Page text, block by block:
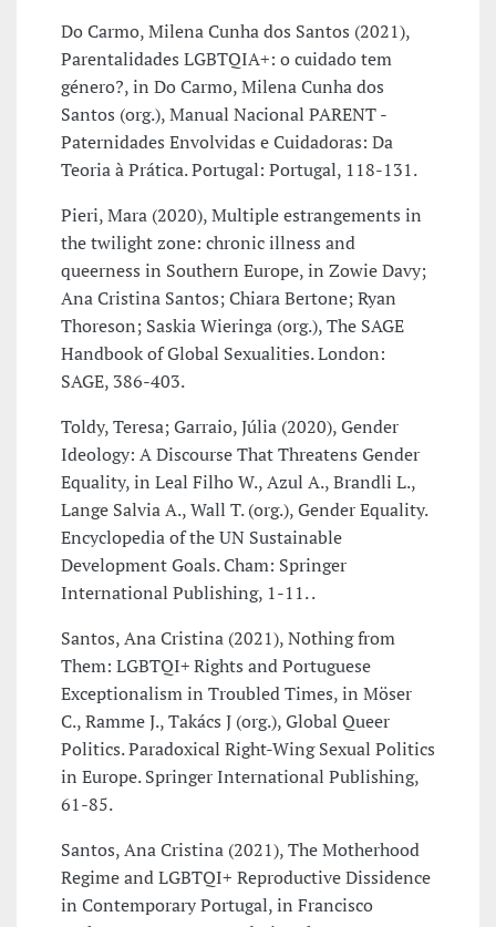
Do Carmo, Milena Cunha dos Santos (2021),
Parentalidades LGBTQIA+: o cuidado tem
género?, in Do Carmo, Milena Cunha dos
Santos (org.), Manual Nacional PARENT -
Paternidades Envolvidas e Cuidadoras: Da
Teoria à Prática. Portugal: Portugal, 118-131.
Pieri, Mara (2020), Multiple estrangements in
the twilight zone: chronic illness and
queerness in Southern Europe, in Zowie Davy;
Ana Cristina Santos; Chiara Bertone; Ryan
Thoreson; Saskia Wieringa (org.), The SAGE
Handbook of Global Sexualities. London:
SAGE, 386-403.
Toldy, Teresa; Garraio, Júlia (2020), Gender
Ideology: A Discourse That Threatens Gender
Equality, in Leal Filho W., Azul A., Brandli L.,
Lange Salvia A., Wall T. (org.), Gender Equality.
Encyclopedia of the UN Sustainable
Development Goals. Cham: Springer
International Publishing, 1-11. .
Santos, Ana Cristina (2021), Nothing from
Them: LGBTQI+ Rights and Portuguese
Exceptionalism in Troubled Times, in Möser
C., Ramme J., Takács J (org.), Global Queer
Politics. Paradoxical Right-Wing Sexual Politics
in Europe. Springer International Publishing,
61-85.
Santos, Ana Cristina (2021), The Motherhood
Regime and LGBTQI+ Reproductive Dissidence
in Contemporary Portugal, in Francisco